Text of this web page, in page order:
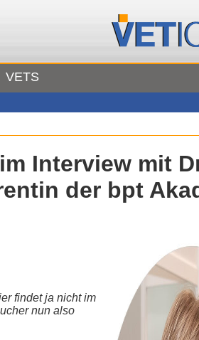
VETS
Interview mit
der bpt
findet ja nicht im
nun also